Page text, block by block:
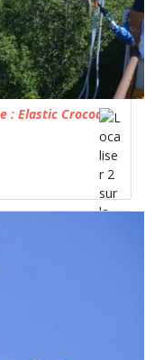
: Elastic Crocodil